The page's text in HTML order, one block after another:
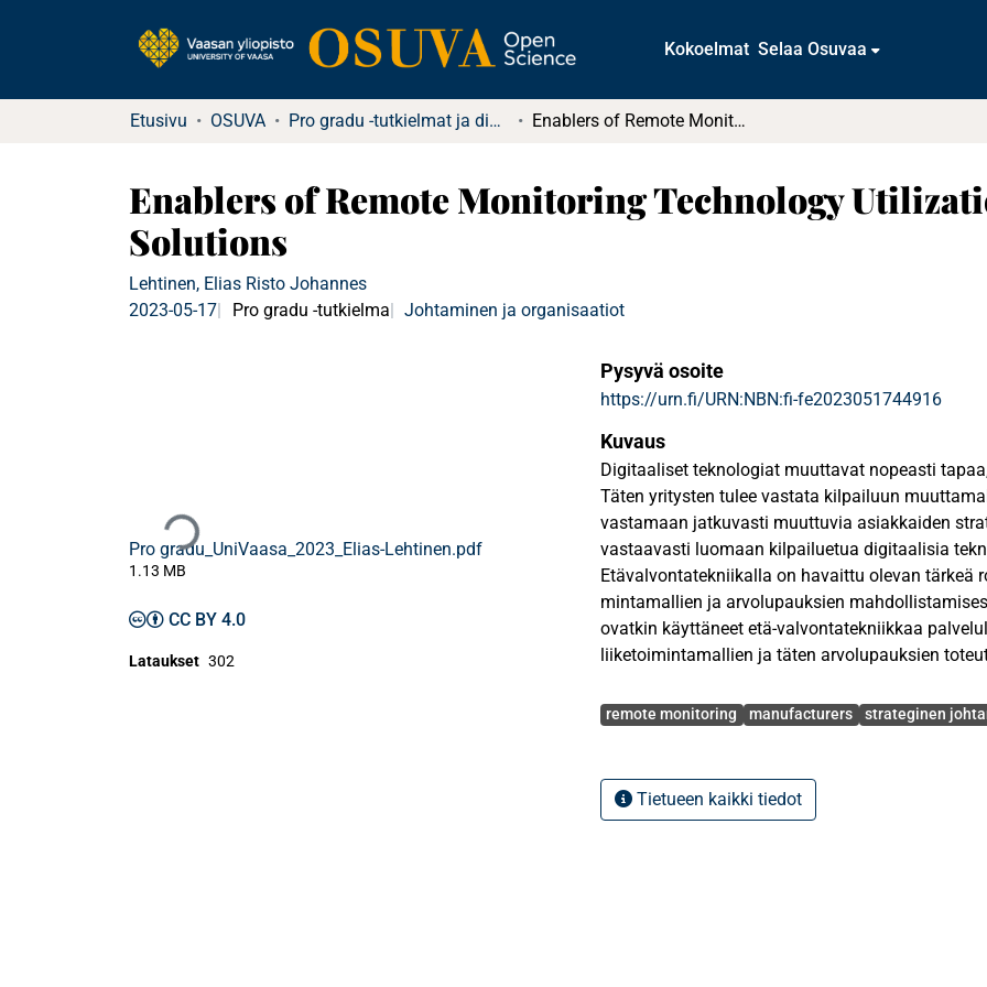
Kokoelmat Selaa Osuvaa
Etusivu OSUVA Pro gradu -tutkielmat ja diplomityöt Enablers of Remote Monitoring Technology Utilization in Availability Solutions
Enablers of Remote Monitoring Technology
Solutions
Lehtinen, Elias Risto Johannes
2023-05-17
Pro gradu -tutkielma Johtaminen ja organisaatiot
Ladataan...
Pro gradu_UniVaasa_2023_Elias-Lehtinen.pdf
1.13 MB
CC BY 4.0
Lataukset 302
Pysyvä osoite
https://urn.fi/URN:NBN:fi-fe2023051744916
Kuvaus
Digitaaliset teknologiat muuttavat nopeasti
Täten yritysten tulee vastata kilpailuun
vastamaan jatkuvasti muuttuvia asiakkaiden
vastaavasti luomaan kilpailuetua digitaalisia
Etävalvontatekniikalla on havaittu olevan tärkeä
mintamallien ja arvolupauksien
ovatkin käyttäneet etä-valvontatekniikkaa
liiketoimintamallien ja täten arvolupauksien
pinnallista. Täten, mahdollisia keinoja tulee
Tämä pro gradu pyrkii edistämään ymmärrystä
arvolupauksista digitaa-lisen palvelullistamisen
Avainsanat
remote monitoring manufacturers strateginen
Tietueen kaikki tiedot